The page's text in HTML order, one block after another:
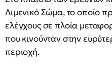
Λιμενικό Σώμα, το οποίο
ελέγχους σε πλοία
που κινούνταν στην
περιοχή.